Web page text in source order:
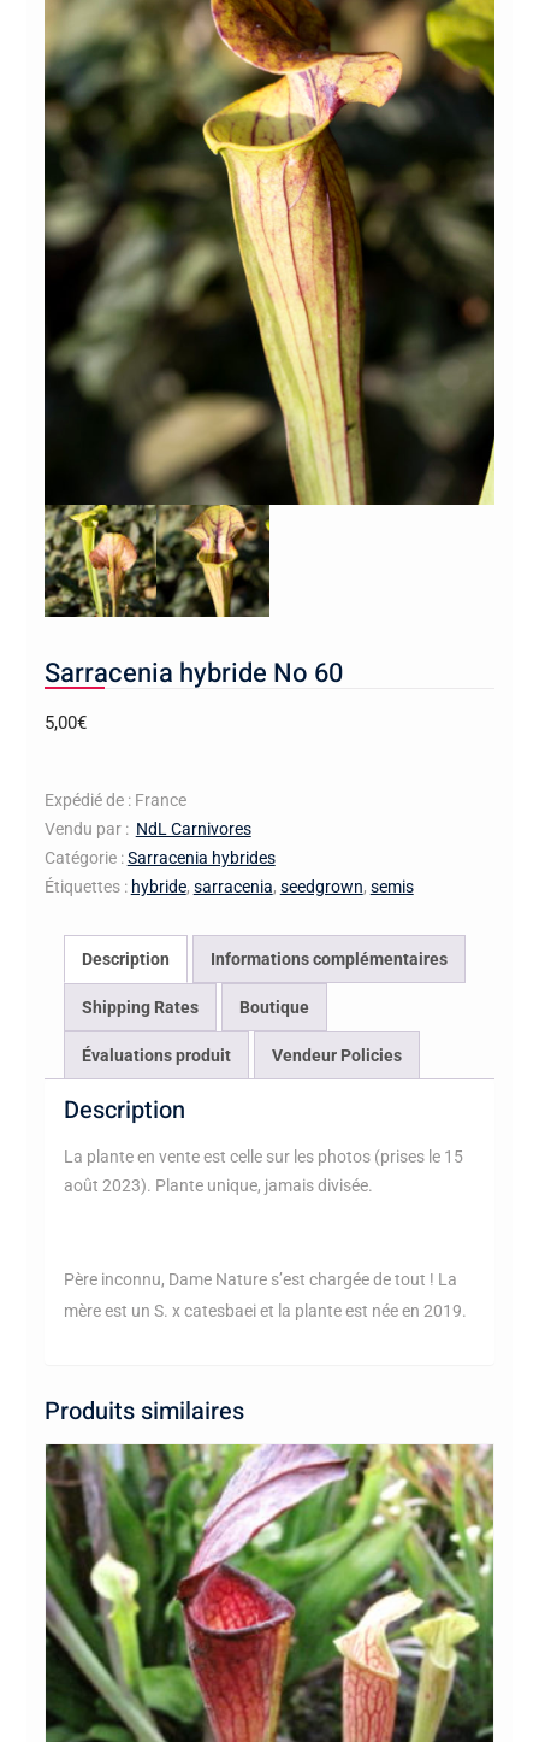
Sarracenia hybride No 60
5,00€
Expédié de : France
Vendu par : NdL Carnivores
Catégorie :Sarracenia hybrides
Étiquettes : hybride, sarracenia, seedgrown, semis
Description Informations complémentaires
Shipping Rates Boutique
Évaluations produit Vendeur Policies
Description
La plante en vente est celle sur les photos (prises le 15
août 2023). Plante unique, jamais divisée.
Père inconnu, Dame Nature s’est chargée de tout ! La
mère est un S. x catesbaei et la plante est née en 2019.
Produits similaires